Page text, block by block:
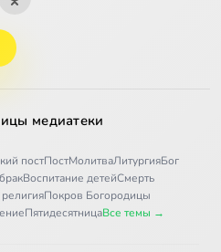
медиатеки
постПостМолитваЛитургияБог
Воспитание детейСмерть
Покров Богородицы
ПятидесятницаВсе темы →